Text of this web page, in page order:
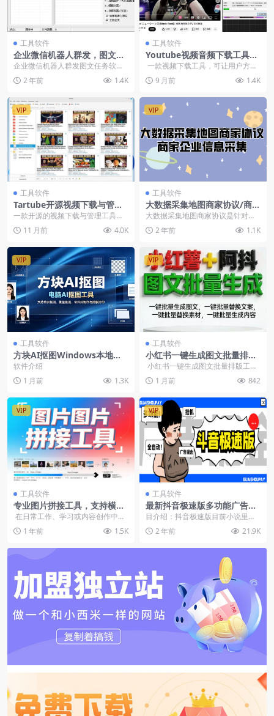
工具软件
企业微信机器人群发，图文任
务软件（EXE成品+软件源码）
企业微信机器人群发图文任务软件
（EXE成品+软件源码）PC版 会员
可...2 年前 1.4K
工具软件
Youtube视频音频下载工具，
支持4K画质自动解析嗅探
一款视频下载工具，可让用户方便
地从YouTube等视频网站下载视
频。...9 月前 1.4K
VIP
工具软件
Tartube开源视频下载与管理
工具
一款开源的视频下载与管理工具主
要用于从多个视频网站（如 YouTub
e、Twit...
11 月前 4.0K
VIP
工具软件
大数据采集地图商家协议/商家
企业信息采集
大数据采集地图商家协议是针对百
度地图、高德地图、腾讯地图、搜
狗地图、天地图、36...
2 年前 1.1K
VIP
工具软件
方块AI抠图Windows本地工
具，单张批量抠图证件照制作
排版打印
软件介绍
1 月前
1.3K
VIP
工具软件
小红书一键生成图文批量排版
工具，一键生成爆款图文适配
多平台矩阵号高效产出
小红书一键生成图文批量排版工
具，专为自媒体创作者、电商运营
及矩阵号操...
1 月前 842
VIP
工具软件
专业图片拼接工具，支持横向
纵向多图排版，高效拼图解决
在日常工作、学习或内容创作中，
图片拼接几乎是每个人都会遇到的
需求。不...
1 年前 1.5K
VIP
工具软件
最新抖音极速版多功能广告掘
金助手，单机一天15+【去卡
目介绍：抖音极速版目前小说里有
双红包雨，单广告2000，金币1万
比1，脚本自动看...
2 年前 21.9K